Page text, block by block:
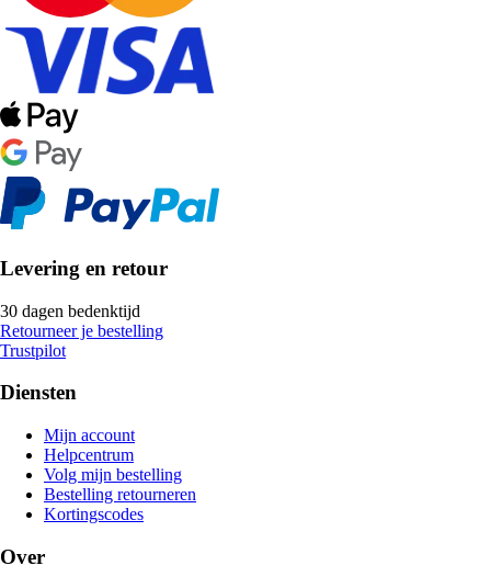
Levering en retour
30 dagen bedenktijd
Retourneer je bestelling
Trustpilot
Diensten
Mijn account
Helpcentrum
Volg mijn bestelling
Bestelling retourneren
Kortingscodes
Over